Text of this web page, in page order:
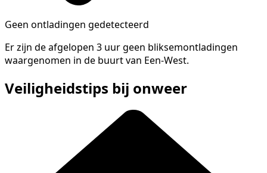
Geen ontladingen gedetecteerd
Er zijn de afgelopen 3 uur geen bliksemontladingen
waargenomen in de buurt van Een-West.
Veiligheidstips bij onweer